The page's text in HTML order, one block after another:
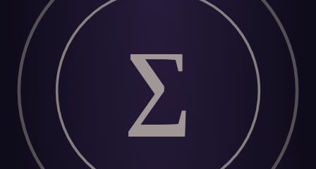
Réponses du Tarot
Oracles
Mancie
Astrologie ∑